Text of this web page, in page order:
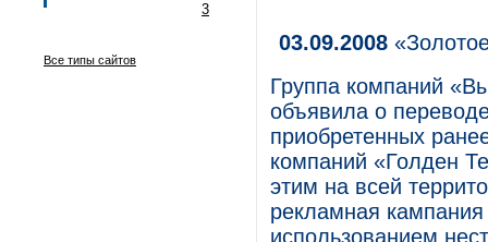
3
Все типы сайтов
03.09.2008
Группа компаний
объявила о
приобретенных
компаний «Голден
этим на всей
рекламная
использованием